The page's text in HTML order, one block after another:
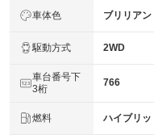
車体色 ブリリア
駆動方式 2WD
車台番号下
3桁
766
燃料 ハイブリッ